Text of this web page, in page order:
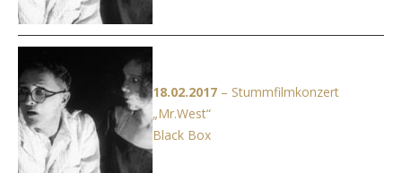
18.02.2017 – Stummfilmkonzert
„Mr.West“
Black Box